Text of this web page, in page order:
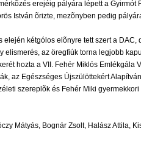
erejéig pályára lépett a
István õrizte, mezõnyben pedig
elején kétgólos elõnyre tett szert a
elismerés, az öregfiúk torna legjobb
hozta a VII. Fehér Miklós
az Egészséges Újszülöttekért
szereplõk és Fehér Miki
Mátyás, Bognár Zsolt, Halász Attila,